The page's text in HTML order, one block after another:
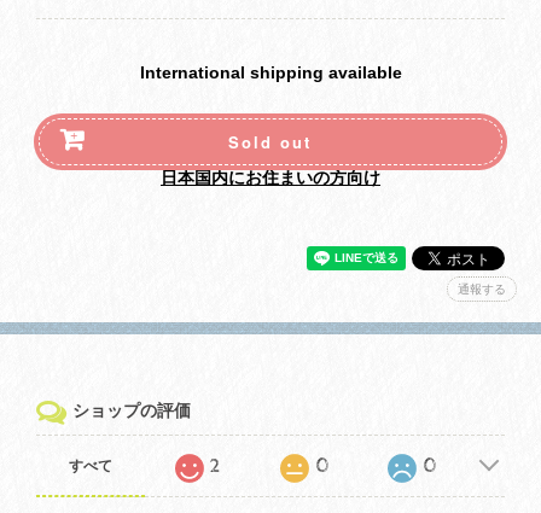
International shipping available
Sold out
日本国内にお住まいの方向け
通報する
ショップの評価
すべて 2 0 0